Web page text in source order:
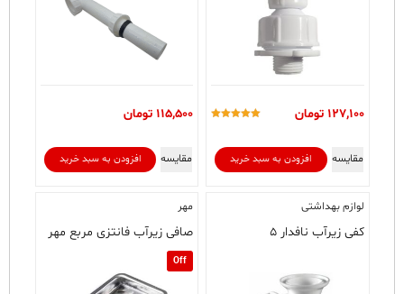
127,100 تومان
افزودن به سبد خرید مقایسه
115,500 تومان
افزودن به سبد خرید مقایسه
لوازم بهداشتی
کفی زیرآب نافدار ۵
مهر
صافی زیرآب فانتزی مربع مهر
Off